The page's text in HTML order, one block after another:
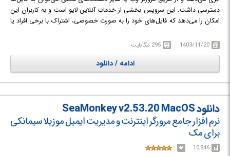
دسترسی داشت. این سرویس بخشی از خدمات آنلاین لایو است و به کاربران این
امکان را می‌دهد که فایل‌های خود را به صورت خصوصی، اشتراک با برخی افراد یا
منتشر شده‌اند نیازی به حساب کاربری مایکروسافت نیست.
فایل های کپی شده یا انتقال یافته به پوشه های OneDrive به صورت خودکار در
فضای ابری آپلود می شوند. مایکروسافت چندین گیگابایت فضای ذخیره سازی به
صورت رایگان به کاربران OneDrive ارائه می دهد.
1403/11/20 295 مگابایت
ادامه / دانلود
دانلود SeaMonkey v2.53.20 MacOS
نرم افزار جامع مرورگر اینترنت و مدیریت ایمیل موزیلا سیمانکی
برای مک
10,846